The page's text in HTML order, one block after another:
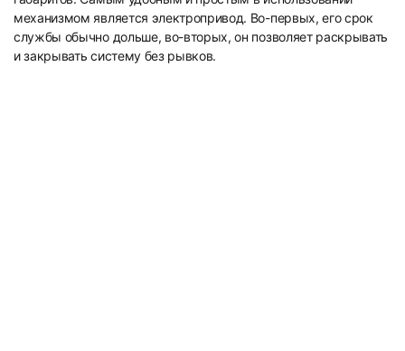
механизмом является электропривод. Во-первых, его срок
службы обычно дольше, во-вторых, он позволяет раскрывать
и закрывать систему без рывков.